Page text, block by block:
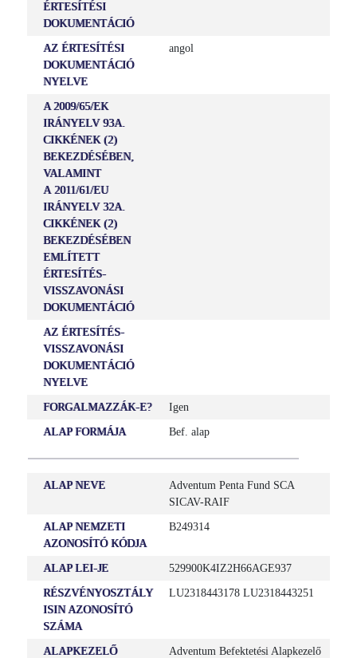
ÉRTESÍTÉSI
DOKUMENTÁCIÓ
AZ ÉRTESÍTÉSI
DOKUMENTÁCIÓ
NYELVE
angol
A 2009/65/EK
IRÁNYELV 93A.
CIKKÉNEK (2)
BEKEZDÉSÉBEN,
VALAMINT
A 2011/61/EU
IRÁNYELV 32A.
CIKKÉNEK (2)
BEKEZDÉSÉBEN
EMLÍTETT
ÉRTESÍTÉS-
VISSZAVONÁSI
DOKUMENTÁCIÓ
AZ ÉRTESÍTÉS-
VISSZAVONÁSI
DOKUMENTÁCIÓ
NYELVE
FORGALMAZZÁK-E? Igen
ALAP FORMÁJA Bef. alap
ALAP NEVE
Adventum Penta Fund SCA
SICAV-RAIF
ALAP NEMZETI
AZONOSÍTÓ KÓDJA
B249314
ALAP LEI-JE 529900K4IZ2H66AGE937
RÉSZVÉNYOSZTÁLY
ISIN AZONOSÍTÓ
SZÁMA
LU2318443178 LU2318443251
ALAPKEZELŐ Adventum Befektetési Alapkezelő